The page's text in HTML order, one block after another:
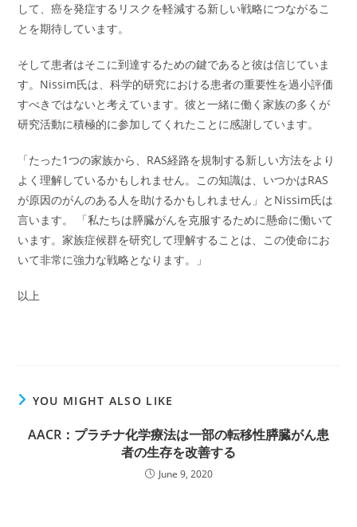
して、癌を発症するリスクを軽減する新しい戦略につながるこ
とを期待しています。
そして患者はそこに到達するための鍵であると彼は信じていま
す。Nissim氏は、科学的研究における患者の重要性を過小評価
すべきではないと考えています。彼と一緒に働く家族の多くが
研究活動に積極的に参加してくれたことに感謝しています。
「たった1つの家族から、RAS経路を規制する新しい方法をより
よく理解しているかもしれません。この知識は、いつかはRAS
が原因のがんのある人を助けるかもしれません」とNissim氏は
言います。 「私たちは膵臓がんを克服するために懸命に働いて
います。家族症候群を研究して理解することは、この使命にお
いて非常に強力な戦略となります。」
以上
YOU MIGHT ALSO LIKE
AACR：プラチナ化学療法は一部の転移性膵臓がん患
者の生存を改善する
June 9, 2020